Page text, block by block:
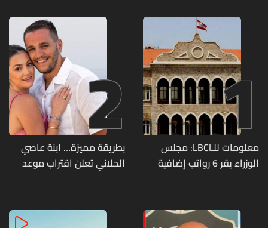
1
معلومات للـLBCI: مجلس
الوزراء يقر 6 رواتب إضافية
منذ آذار
2
بطريقة مميزة… ابنة عاصي
الحلاني تعلن اقتراب موعد